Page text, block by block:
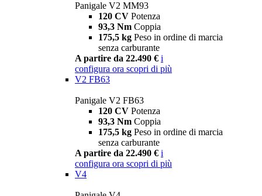
Panigale V2 MM93
120 CV Potenza
93,3 Nm Coppia
175,5 kg Peso in ordine di marcia
senza carburante
A partire da 22.490 € i
configura ora scopri di più
V2 FB63
Panigale V2 FB63
120 CV Potenza
93,3 Nm Coppia
175,5 kg Peso in ordine di marcia
senza carburante
A partire da 22.490 € i
configura ora scopri di più
V4